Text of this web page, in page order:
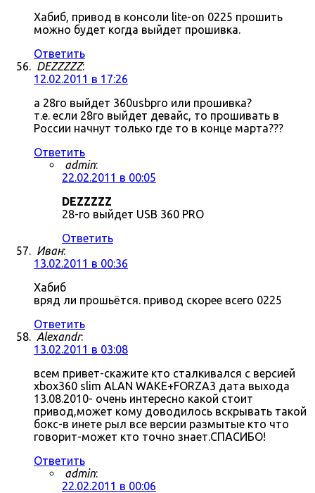
Хабиб, привод в консоли lite-on 0225 прошить
можно будет когда выйдет прошивка.
Ответить
DEZZZZZ:
12.02.2011 в 17:26
а 28го выйдет 360usbpro или прошивка?
т.е. если 28го выйдет девайс, то прошивать в
России начнут только где то в конце марта???
Ответить
admin:
22.02.2011 в 00:05
DEZZZZZ
28-го выйдет USB 360 PRO
Ответить
Иван:
13.02.2011 в 00:36
Хабиб
вряд ли прошьётся. привод скорее всего 0225
Ответить
Alexandr:
13.02.2011 в 03:08
всем привет-скажите кто сталкивался с версией
xbox360 slim ALAN WAKE+FORZA3 дата выхода
13.08.2010- очень интересно какой стоит
привод,может кому доводилось вскрывать такой
бокс-в инете рыл все версии размытые кто что
говорит-может кто точно знает.СПАСИБО!
Ответить
admin:
22.02.2011 в 00:06